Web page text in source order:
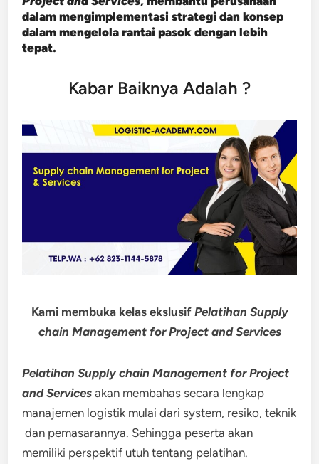
dalam mengimplementasi strategi dan konsep
dalam mengelola rantai pasok dengan lebih
tepat.
Kabar Baiknya Adalah ?
Kami membuka kelas ekslusif Pelatihan Supply
chain Management for Project and Services
Pelatihan Supply chain Management for Project
and Servicesakan membahas secara lengkap
manajemen logistik mulai dari system, resiko, teknik
dan pemasarannya. Sehingga peserta akan
memiliki perspektif utuh tentang pelatihan.